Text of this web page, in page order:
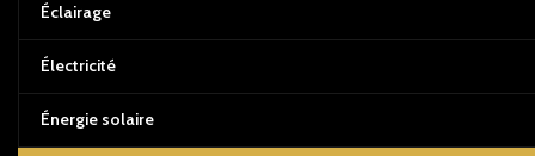
Éclairage
Électricité
Énergie solaire